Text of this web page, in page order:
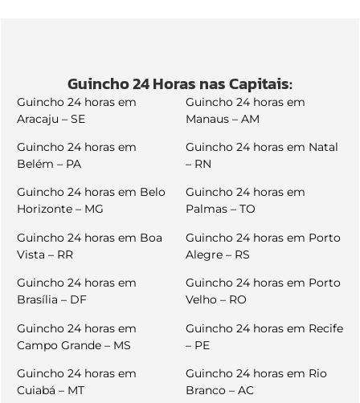
Guincho 24 Horas nas Capitais:
Guincho 24 horas em
Aracaju – SE
Guincho 24 horas em
Belém – PA
Guincho 24 horas em Belo
Horizonte – MG
Guincho 24 horas em Boa
Vista – RR
Guincho 24 horas em
Brasília – DF
Guincho 24 horas em
Campo Grande – MS
Guincho 24 horas em
Cuiabá – MT
Guincho 24 horas em
Manaus – AM
Guincho 24 horas em Natal
– RN
Guincho 24 horas em
Palmas – TO
Guincho 24 horas em Porto
Alegre – RS
Guincho 24 horas em Porto
Velho – RO
Guincho 24 horas em Recife
– PE
Guincho 24 horas em Rio
Branco – AC